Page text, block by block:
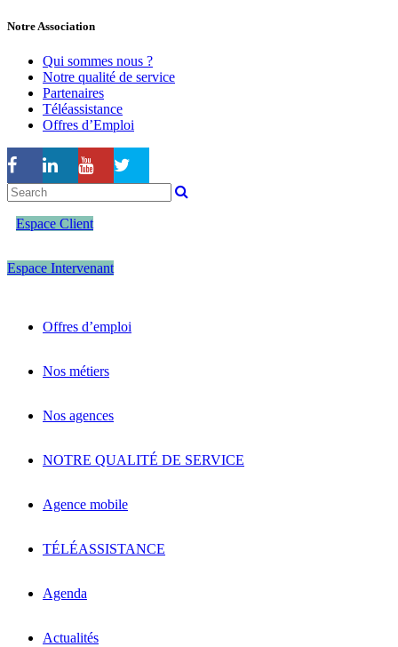
Notre Association
Qui sommes nous ?
Notre qualité de service
Partenaires
Téléassistance
Offres d’Emploi
Espace Client
Espace Intervenant
Offres d’emploi
Nos métiers
Nos agences
NOTRE QUALITÉ DE SERVICE
Agence mobile
TÉLÉASSISTANCE
Agenda
Actualités